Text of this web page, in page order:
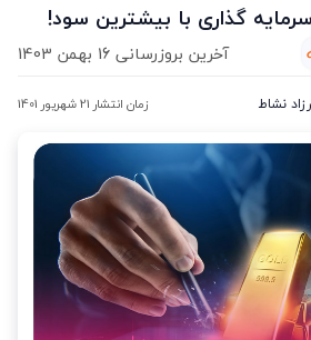
گذاری با بیشترین سود!
آخرین بروزرسانی 16 بهمن 1403
نشاط زمان انتشار 21 شهریور 1401